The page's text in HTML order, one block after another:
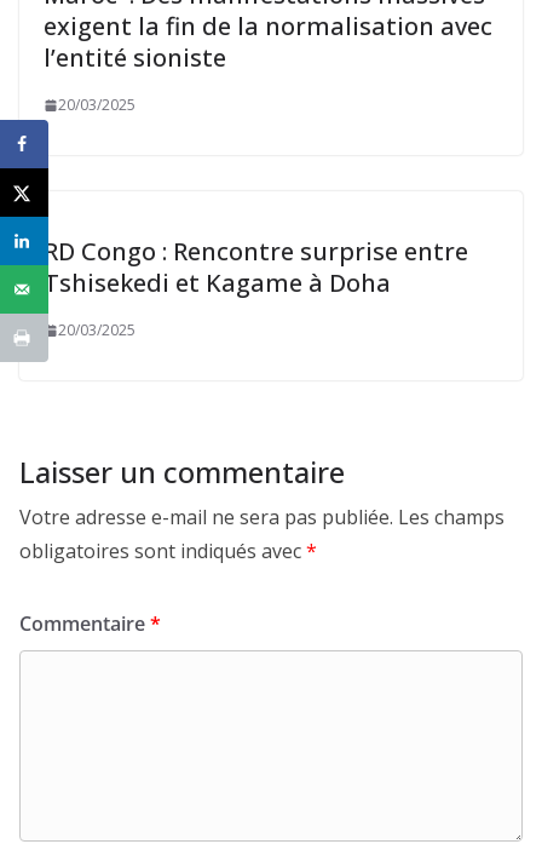
exigent la fin de la normalisation avec
l’entité sioniste
20/03/2025
RD Congo : Rencontre surprise entre
Tshisekedi et Kagame à Doha
20/03/2025
Laisser un commentaire
Votre adresse e-mail ne sera pas publiée. Les champs
obligatoires sont indiqués avec*
Commentaire*